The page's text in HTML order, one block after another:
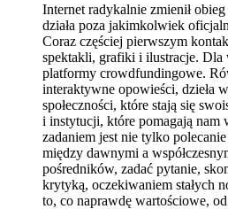
Internet radykalnie zmienił
działa poza jakimkolwiek
Coraz częściej pierwszym
spektakli, grafiki i ilustracje. Dla
platformy crowdfundingowe.
interaktywne opowieści, dzieła
społeczności, które stają się
i instytucji, które pomagają nam
zadaniem jest nie tylko
między dawnymi a
pośredników, zadać pytanie,
krytyką, oczekiwaniem stałych
to, co naprawdę wartościowe,